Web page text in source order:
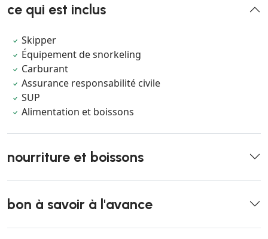
ce qui est inclus
Skipper
Équipement de snorkeling
Carburant
Assurance responsabilité civile
SUP
Alimentation et boissons
nourriture et boissons
bon à savoir à l'avance